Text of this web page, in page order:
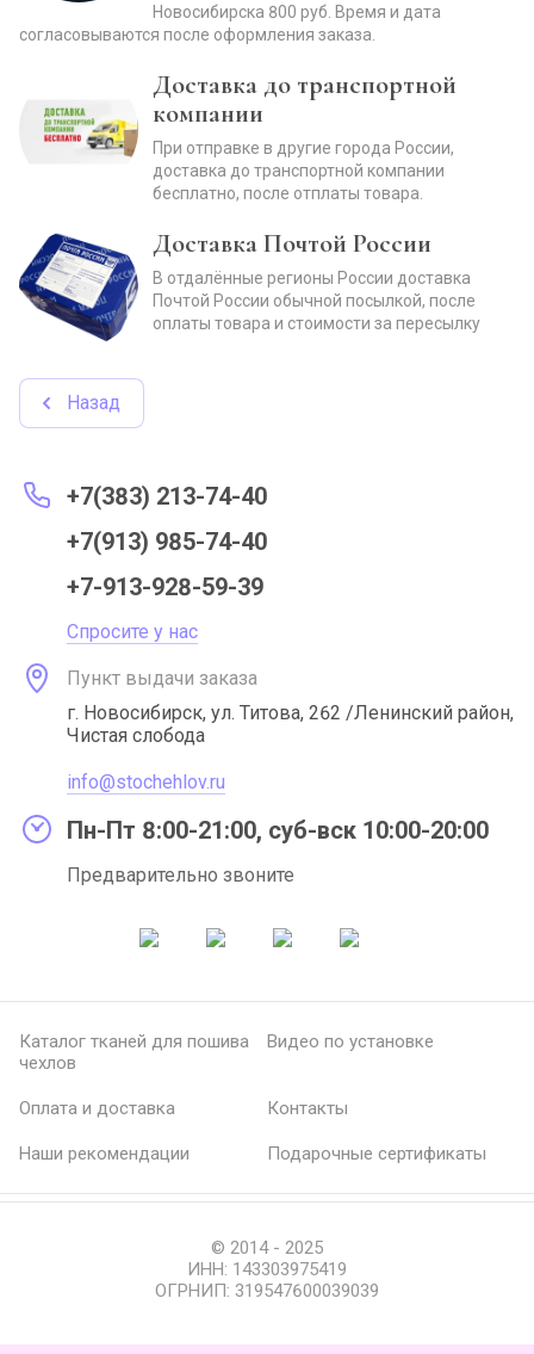
Новосибирска 800 руб. Время и дата
согласовываются после оформления заказа.
Доставка до транспортной
компании
При отправке в другие города России,
доставка до транспортной компании
бесплатно, после отплаты товара.
Доставка Почтой России
В отдалённые регионы России доставка
Почтой России обычной посылкой, после
оплаты товара и стоимости за пересылку
Назад
+7(383) 213-74-40
+7(913) 985-74-40
+7-913-928-59-39
Спросите у нас
Пункт выдачи заказа
г. Новосибирск, ул. Титова, 262 /Ленинский район,
Чистая слобода
info@stochehlov.ru
Пн-Пт 8:00-21:00, суб-вск 10:00-20:00
Предварительно звоните
Каталог тканей для пошива
чехлов
Видео по установке
Оплата и доставка Контакты
Наши рекомендации Подарочные сертификаты
© 2014 - 2025
ИНН: 143303975419
ОГРНИП: 319547600039039